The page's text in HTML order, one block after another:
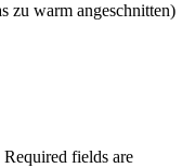
zu warm angeschnitten)
Required fields are